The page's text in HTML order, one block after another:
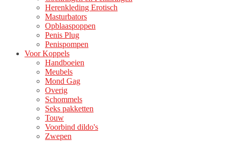
Herenkleding Erotisch
Masturbators
Opblaaspoppen
Penis Plug
Penispompen
Voor Koppels
Handboeien
Meubels
Mond Gag
Overig
Schommels
Seks pakketten
Touw
Voorbind dildo's
Zwepen